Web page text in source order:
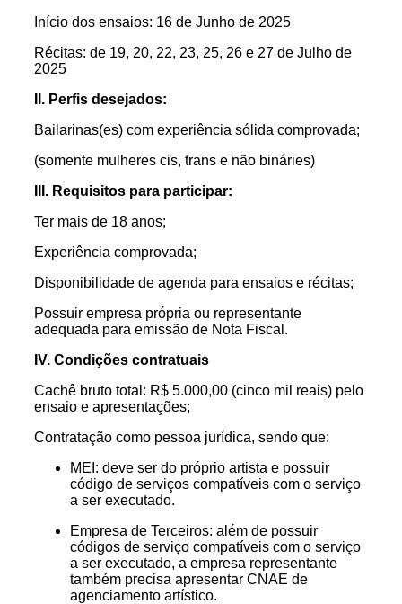
Início dos ensaios: 16 de Junho de 2025
Récitas: de 19, 20, 22, 23, 25, 26 e 27 de Julho de
2025
II. Perfis desejados:
Bailarinas(es) com experiência sólida comprovada;
(somente mulheres cis, trans e não bináries)
III. Requisitos para participar:
Ter mais de 18 anos;
Experiência comprovada;
Disponibilidade de agenda para ensaios e récitas;
Possuir empresa própria ou representante
adequada para emissão de Nota Fiscal.
IV. Condições contratuais
Cachê bruto total: R$ 5.000,00 (cinco mil reais) pelo
ensaio e apresentações;
Contratação como pessoa jurídica, sendo que:
MEI: deve ser do próprio artista e possuir
código de serviços compatíveis com o serviço
a ser executado.
Empresa de Terceiros: além de possuir
códigos de serviço compatíveis com o serviço
a ser executado, a empresa representante
também precisa apresentar CNAE de
agenciamento artístico.